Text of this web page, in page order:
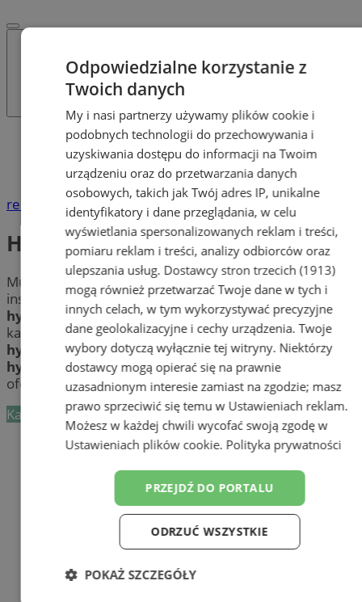
Katalog firm
Usługi
Hydraulicy
reklama
Hydraulicy
Musisz zamontować wodomierze? Masz problem z
instalacją wodno-kanalizacyjną? Sprawdź fachowych
hydraulikóww Bytomiu. Udrażnianie rur, czyszczenie
kanalizacji, montaż instalacji i pozostałeusługi
hydraulicznewykonają dla Ciebie profesjonalni
hydraulicyz Bytomia i okolic. Wybierz najlepszą
ofertę!
Kategoria nie zawiera żadnych prezentacji firm.
Dodaj firmę
Pozostałe firmy w kategorii
Orzeczenie sanitarno-
Odpowiedzialne korzystanie z
Twoich danych
My i nasi partnerzy używamy plików cookie i
podobnych technologii do przechowywania i
uzyskiwania dostępu do informacji na Twoim
urządzeniu oraz do przetwarzania danych
osobowych, takich jak Twój adres IP, unikalne
identyfikatory i dane przeglądania, w celu
wyświetlania spersonalizowanych reklam i treści,
pomiaru reklam i treści, analizy odbiorców oraz
ulepszania usług. Dostawcy stron trzecich (1913)
mogą również przetwarzać Twoje dane w tych i
innych celach, w tym wykorzystywać precyzyjne
dane geolokalizacyjne i cechy urządzenia. Twoje
wybory dotyczą wyłącznie tej witryny. Niektórzy
dostawcy mogą opierać się na prawnie
uzasadnionym interesie zamiast na zgodzie; masz
prawo sprzeciwić się temu w Ustawieniach reklam.
Możesz w każdej chwili wycofać swoją zgodę w
Ustawieniach plików cookie. Polityka prywatności
PRZEJDŹ DO PORTALU
ODRZUĆ WSZYSTKIE
POKAŻ SZCZEGÓŁY